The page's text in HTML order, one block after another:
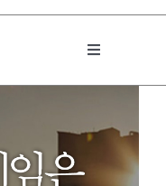
Toggle